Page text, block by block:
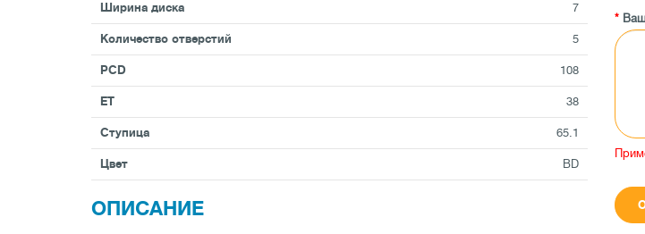
Ширина диска 7
Количество отверстий 5
PCD 108
ET 38
Ступица 65.1
Цвет BD
ОПИСАНИЕ